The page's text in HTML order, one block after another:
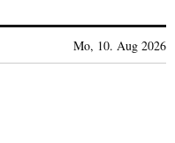
Mo, 10. Aug 2026